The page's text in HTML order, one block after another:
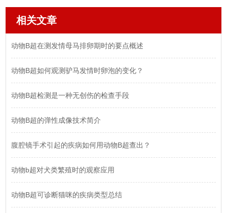
相关文章
动物B超在测发情母马排卵期时的要点概述
动物B超如何观测驴马发情时卵泡的变化？
动物B超检测是一种无创伤的检查手段
动物B超的弹性成像技术简介
腹腔镜手术引起的疾病如何用动物B超查出？
动物b超对犬类繁殖时的观察应用
动物B超可诊断猫咪的疾病类型总结